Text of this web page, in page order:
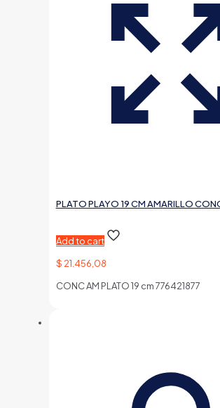
PLATO PLAYO 19 CM AMARILLO
Add to cart
$ 21.456,08
CONC AM PLATO 19 cm 776421877